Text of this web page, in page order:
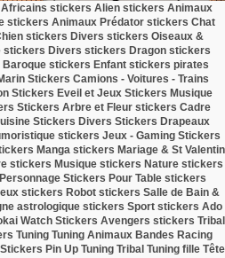
stickers Alien stickers Animaux
stickers Animaux Prédator stickers Chat
stickers Divers stickers Oiseaux &
stickers Divers stickers Dragon stickers
stickers Enfant stickers pirates
Stickers Camions - Voitures - Trains
Stickers Eveil et Jeux Stickers Musique
Stickers Arbre et Fleur stickers Cadre
Stickers Divers Stickers Drapeaux
stickers Jeux - Gaming Stickers
Manga stickers Mariage & St Valentin
stickers Musique stickers Nature stickers
Stickers Pour Table stickers
stickers Robot stickers Salle de Bain &
astrologique stickers Sport stickers Ado
Watch Stickers Avengers stickers Tribal
Tuning Tuning Animaux Bandes Racing
Stickers Pin Up Tuning Tribal Tuning fille Tête